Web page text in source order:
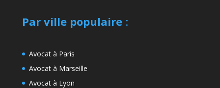
Par ville populaire:
Avocat à Paris
Avocat à Marseille
Avocat à Lyon